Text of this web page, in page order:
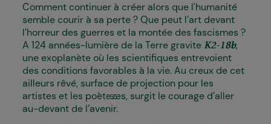
Comment continuer à créer alors que l'humanité
semble courir à sa perte ? Que peut l’art devant
l’horreur des guerres et la montée des fascismes ?
A 124 années-lumière de la Terre gravite K2-18b,
une exoplanète où les scientifiques entrevoient
des conditions favorables à la vie. Au creux de cet
ailleurs rêvé, surface de projection pour les
artistes et les poète·sses, surgit le courage d’aller
au-devant de l’avenir.